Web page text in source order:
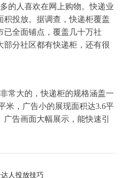
的人喜欢在网上购物。快递业
积投放。据调查，快递柜覆盖
已全面铺点，覆盖几十万社
部分社区都有快递柜，还有很
常大的，快递柜的规格涵盖一
米，广告小的展现面积达3.6平
告画面大幅展示，能快速引
人投放技巧